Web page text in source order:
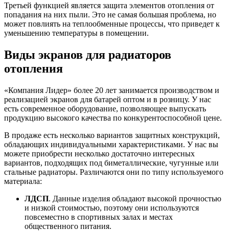
Третьей функцией является защита элементов отопления от
попадания на них пыли. Это не самая большая проблема, но
может повлиять на теплообменные процессы, что приведет к
уменьшению температуры в помещении.
Виды экранов для радиаторов
отопления
«Компания Лидер» более 20 лет занимается производством и
реализацией экранов для батарей оптом и в розницу. У нас
есть современное оборудование, позволяющее выпускать
продукцию высокого качества по конкурентоспособной цене.
В продаже есть несколько вариантов защитных конструкций,
обладающих индивидуальными характеристиками. У нас вы
можете приобрести несколько достаточно интересных
вариантов, подходящих под биметаллические, чугунные или
стальные радиаторы. Различаются они по типу используемого
материала:
ЛДСП. Данные изделия обладают высокой прочностью
и низкой стоимостью, поэтому они используются
повсеместно в спортивных залах и местах
общественного питания.